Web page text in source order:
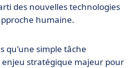
des nouvelles technologies
humaine.
qu'une simple tâche
stratégique majeur pour